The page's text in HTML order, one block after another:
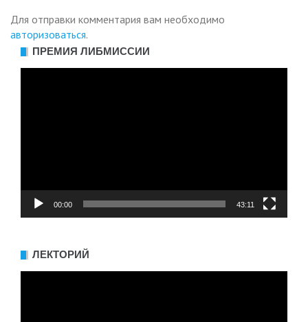
Для отправки комментария вам необходимо
авторизоваться.
ПРЕМИЯ ЛИБМИССИИ
00:00 43:11
ЛЕКТОРИЙ